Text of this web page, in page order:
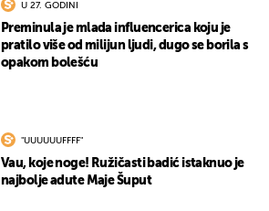
U 27. GODINI
Preminula je mlada influencerica koju je
pratilo više od milijun ljudi, dugo se borila s
opakom bolešću
"UUUUUUFFFF"
Vau, koje noge! Ružičasti badić istaknuo je
najbolje adute Maje Šuput